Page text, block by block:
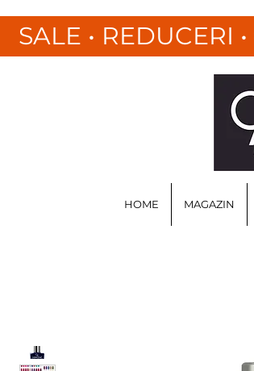
SALE • REDUCERI •
HOME MAGAZIN